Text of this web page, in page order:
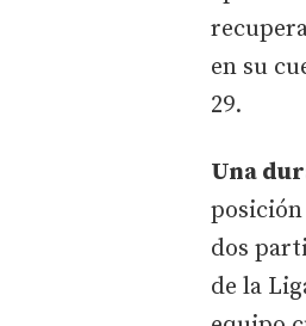
en su
29.
Una
dos
de la